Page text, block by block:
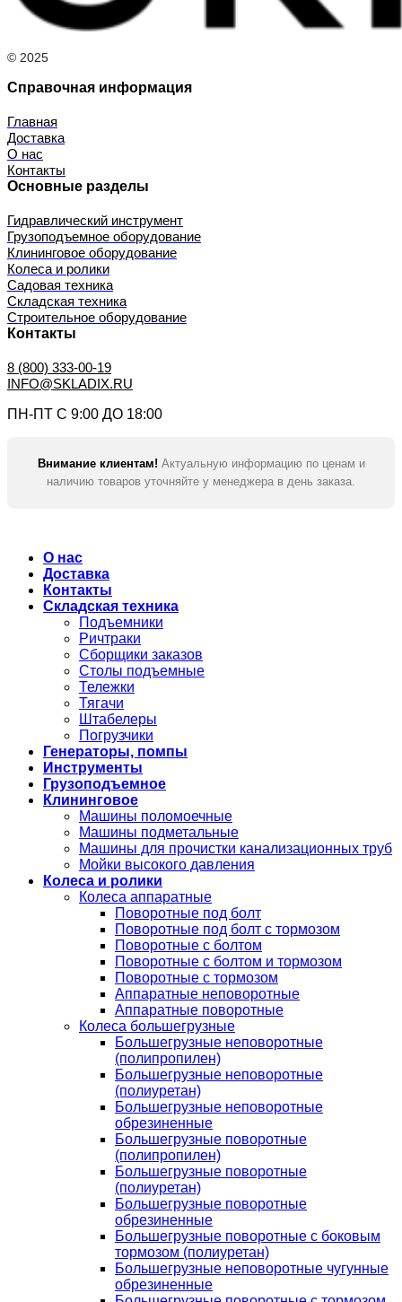
© 2025
Справочная информация
Главная
Доставка
О нас
Контакты
Основные разделы
Гидравлический инструмент
Грузоподъемное оборудование
Клининговое оборудование
Колеса и ролики
Садовая техника
Складская техника
Строительное оборудование
Контакты
8 (800) 333-00-19
INFO@SKLADIX.RU
ПН-ПТ С 9:00 ДО 18:00
Внимание клиентам! Актуальную информацию по ценам и
наличию товаров уточняйте у менеджера в день заказа.
О нас
Доставка
Контакты
Складская техника
Подъемники
Ричтраки
Сборщики заказов
Столы подъемные
Тележки
Тягачи
Штабелеры
Погрузчики
Генераторы, помпы
Инструменты
Грузоподъемное
Клининговое
Машины поломоечные
Машины подметальные
Машины для прочистки канализационных труб
Мойки высокого давления
Колеса и ролики
Колеса аппаратные
Поворотные под болт
Поворотные под болт с тормозом
Поворотные с болтом
Поворотные с болтом и тормозом
Поворотные с тормозом
Аппаратные неповоротные
Аппаратные поворотные
Колеса большегрузные
Большегрузные неповоротные
(полипропилен)
Большегрузные неповоротные
(полиуретан)
Большегрузные неповоротные
обрезиненные
Большегрузные поворотные
(полипропилен)
Большегрузные поворотные
(полиуретан)
Большегрузные поворотные
обрезиненные
Большегрузные поворотные с боковым
тормозом (полиуретан)
Большегрузные неповоротные чугунные
обрезиненные